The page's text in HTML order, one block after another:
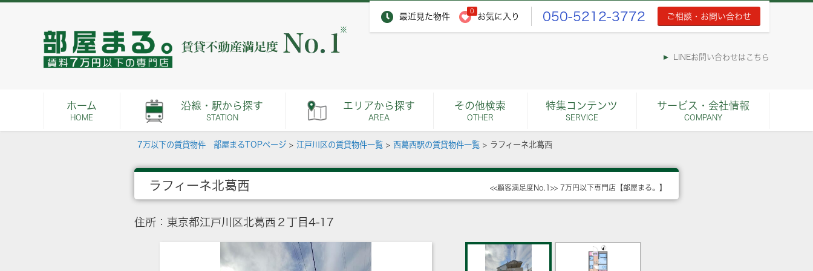
最近見た物件
0
お気に入り 050-5212-3772 ご相談・お問い合わせ
※
LINEお問い合わせはこちら
ホーム
HOME
沿線・駅から探す
STATION
エリアから探す
AREA
その他検索
OTHER
特集コンテンツ
SERVICE
サービス・会社情報
COMPANY
7万以下の賃貸物件 部屋まるTOPページ > 江戸川区の賃貸物件一覧 > 西葛西駅の賃貸物件一覧 > ラフィーネ北葛西
ラフィーネ北葛西 <<顧客満足度No.1>> 7万円以下専門店【部屋まる。】
住所：東京都江戸川区北葛西２丁目4-17